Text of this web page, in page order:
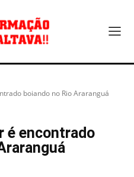
boiando no Rio Araranguá
é encontrado